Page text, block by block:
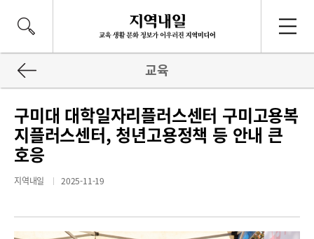
교육
구미대 대학일자리플러스센터 구미고용복
지플러스센터, 청년고용정책 등 안내 큰
호응
지역내일 2025-11-19